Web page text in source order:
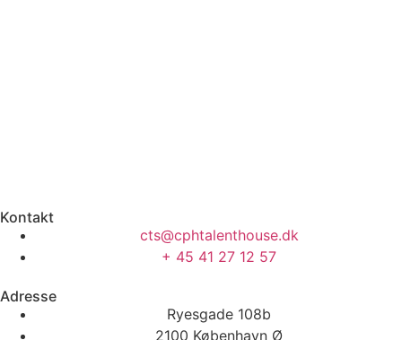
Kontakt
cts@cphtalenthouse.dk
+ 45 41 27 12 57
Adresse
Ryesgade 108b
2100 København Ø